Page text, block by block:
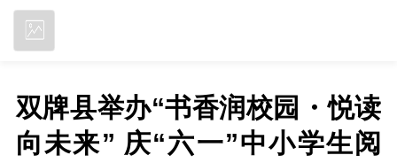
双牌县举办“书香润校园・悦读
向未来” 庆“六一”中小学生阅